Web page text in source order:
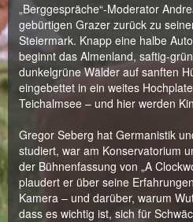
„Berggespräche“-Moderator
gebürtigen Grazer zurück zu
Steiermark. Knapp eine halbe
beginnt das Almenland, saftig-
dunkelgrüne Wälder auf sanften
eingebettet in ein weites
Teichalmsee – und hier werden
Gregor Seberg hat Germanistik
studiert, war am Konservatorium
der Bühnenfassung von „A
plaudert er über seine
Kamera – und darüber, warum
dass es wichtig ist, sich für